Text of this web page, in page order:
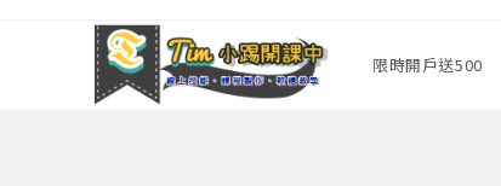
限時開戶送500